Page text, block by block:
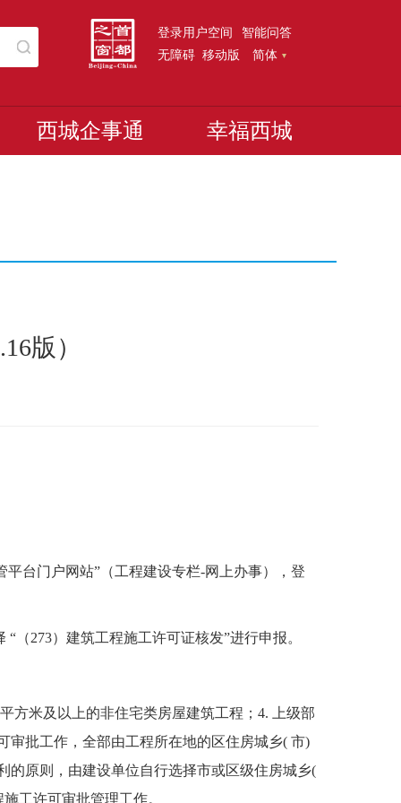
登录用户空间 智能问答
无障碍 移动版 简体
西城企事通 幸福西城
版）
平台门户网站”（工程建设专栏-网上办事），登
（273）建筑工程施工许可证核发”进行申报。
方米及以上的非住宅类房屋建筑工程；4. 上级部
审批工作，全部由工程所在地的区住房城乡( 市)
的原则，由建设单位自行选择市或区级住房城乡(
工许可审批管理工作。